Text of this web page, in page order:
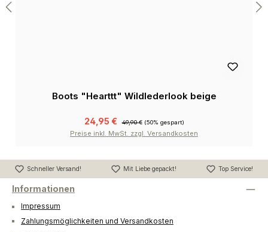
Boots "Hearttt" Wildlederlook beige
24,95 € 49,90 € (50% gespart)
Preise inkl. MwSt. zzgl. Versandkosten
Schneller Versand! Mit Liebe gepackt! Top Service!
Informationen
Impressum
Zahlungsmöglichkeiten und Versandkosten